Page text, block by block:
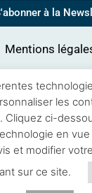
à la
Mentions
les
Cliquez ci-
en
et modifier
sur ce site.